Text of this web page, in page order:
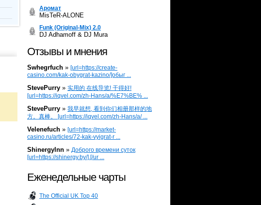
Аромат
MisTeR-ALONE
Funk (Original-Mix) 2.0
DJ Adhamoff & DJ Mura
Отзывы и мнения
Swhegrfuch » [url=https://create-
casino.com/kak-obygrat-kazino/]обыг ...
StevePurry » 实用的 在线导览! 干得好!
[url=https://iqvel.com/zh-Hans/a/%E7%BE% ...
StevePurry » 我早就想, 看到你们相册那样的地
方。真棒。 [url=https://iqvel.com/zh-Hans/a/ ...
Velenefuch » [url=https://market-
casino.ru/articles/72-kak-vyigrat-r ...
Shinergylnn » Доброго времени суток
[url=https://shinergy.by/].[/ur ...
Еженедельные чарты
The Official UK Top 40